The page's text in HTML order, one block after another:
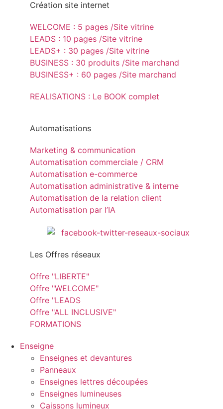
Création site internet
WELCOME : 5 pages /Site vitrine
LEADS : 10 pages /Site vitrine
LEADS+ : 30 pages /Site vitrine
BUSINESS : 30 produits /Site marchand
BUSINESS+ : 60 pages /Site marchand
REALISATIONS : Le BOOK complet
Automatisations
Marketing & communication
Automatisation commerciale / CRM
Automatisation e-commerce
Automatisation administrative & interne
Automatisation de la relation client
Automatisation par l’IA
Les Offres réseaux
Offre "LIBERTE"
Offre "WELCOME"
Offre "LEADS
Offre "ALL INCLUSIVE"
FORMATIONS
Enseigne
Enseignes et devantures
Panneaux
Enseignes lettres découpées
Enseignes lumineuses
Caissons lumineux